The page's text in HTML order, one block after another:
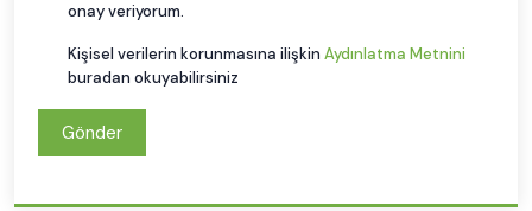
onay veriyorum.
Kişisel verilerin korunmasına ilişkin Aydınlatma Metnini
buradan okuyabilirsiniz
Gönder